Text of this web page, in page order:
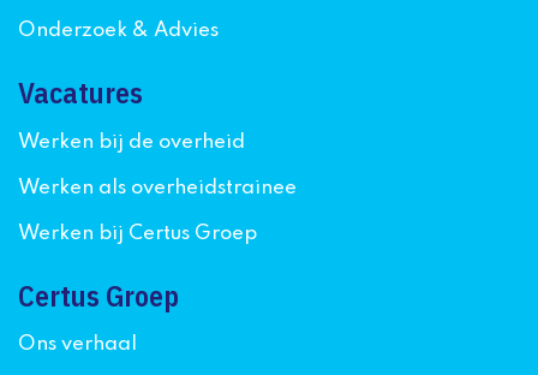
Onderzoek & Advies
Vacatures
Werken bij de overheid
Werken als overheidstrainee
Werken bij Certus Groep
Certus Groep
Ons verhaal